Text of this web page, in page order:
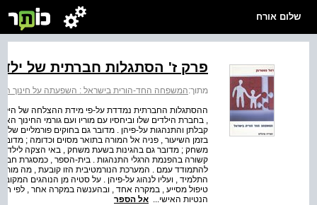
שלום אורח
פרק ז' הסתגלות חברתית של
מתוך:המשפחה החד-הורית בישראל : השפעתה על חינוך
ההסתגלות החברתית נמדדת על-פי מידת ההצלחה של הילד
, בחברת הילדים שלו וביחסיו עם מוריו ועם גורמי
קבלתן והתנהגות על-פיהן . מדובר גם בחוקים פורמליים
בזמן השיעור , פניה אל המורה בתואר מסוים וכדומה ;
משחק ; מדובר גם בהגינות בשעת משחק , באי הצקה לילדים
קשורה בהפנמת הרגלי התנהגות . בית-הספר , כמסגרת
להתמודד עמם . המערכת הנורמטיבית הזו קובעת , מה
התלמיד , ועליו לנהוג על-פיהן . על סטיה מן הנוהגים
טיפול מסייע , במקרה אחד , ובהענשה במקרה אחר , לפי
הנטיות האישי... אל הספר